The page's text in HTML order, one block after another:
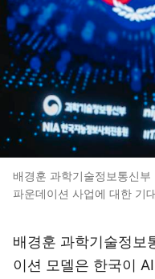
배경훈 과학기술정보통신
파운데이션 사업에 대한 기
배경훈 과학기술정보
이션 모델은 한국이